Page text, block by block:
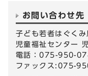
お問い合わせ先
子ども若者はぐく
児童福祉センター
電話：075-950-
ファックス:075-